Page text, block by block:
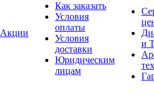
Акции
Как заказать
Условия
оплаты
Условия
доставки
Юридическим
лицам
и